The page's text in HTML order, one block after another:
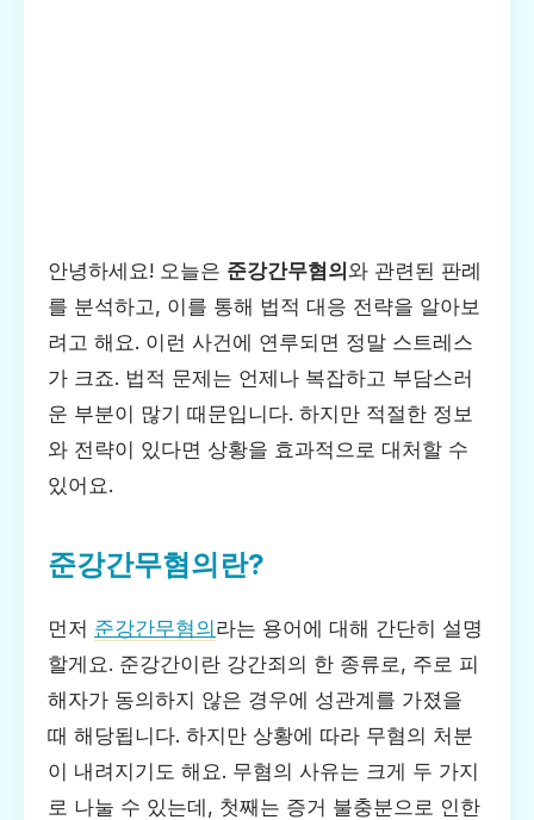
안녕하세요! 오늘은 준강간무혐의 와 관련된 판례
를 분석하고, 이를 통해 법적 대응 전략을 알아보
려고 해요. 이런 사건에 연루되면 정말 스트레스
가 크죠. 법적 문제는 언제나 복잡하고 부담스러
운 부분이 많기 때문입니다. 하지만 적절한 정보
와 전략이 있다면 상황을 효과적으로 대처할 수
있어요.
준강간무혐의란?
먼저 준강간무혐의라는 용어에 대해 간단히 설명
할게요. 준강간이란 강간죄의 한 종류로, 주로 피
해자가 동의하지 않은 경우에 성관계를 가졌을
때 해당됩니다. 하지만 상황에 따라 무혐의 처분
이 내려지기도 해요. 무혐의 사유는 크게 두 가지
로 나눌 수 있는데, 첫째는 증거 불충분으로 인한